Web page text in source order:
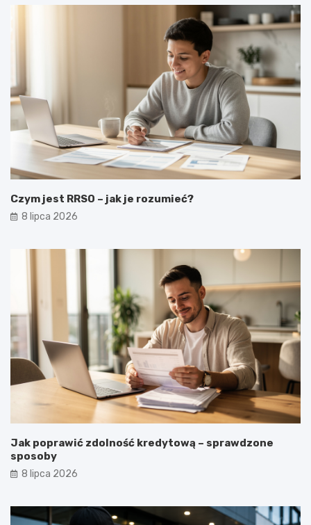
Czym jest RRSO – jak je rozumieć?
8 lipca 2026
Jak poprawić zdolność kredytową – sprawdzone
sposoby
8 lipca 2026